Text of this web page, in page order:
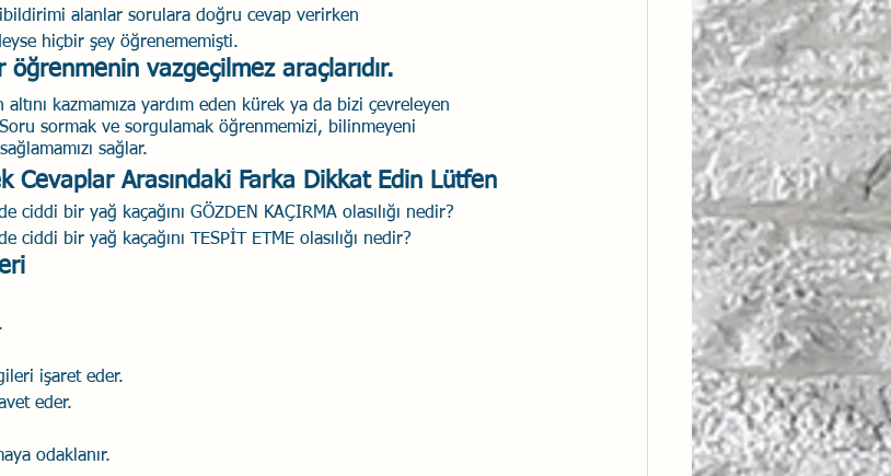
Eğitimler Duygusal Zekâ Stres
alanlar sorulara doğru cevap verirken
hiçbir şey öğrenememişti.
öğrenmenin vazgeçilmez araçlarıdır.
kazmamıza yardım eden kürek ya da bizi çevreleyen
sormak ve sorgulamak öğrenmemizi, bilinmeyeni
sağlar.
Cevaplar Arasındaki Farka Dikkat Edin Lütfen
bir yağ kaçağını GÖZDEN KAÇIRMA olasılığı nedir?
bir yağ kaçağını TESPİT ETME olasılığı nedir?
işaret eder.
eder.
odaklanır.